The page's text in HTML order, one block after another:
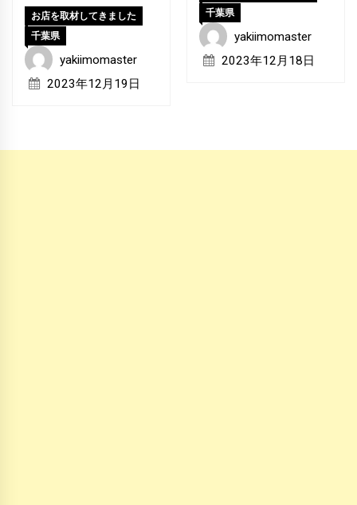
お店を取材してきました
千葉県
yakiimomaster
2023年12月19日
千葉県
yakiimomaster
2023年12月18日